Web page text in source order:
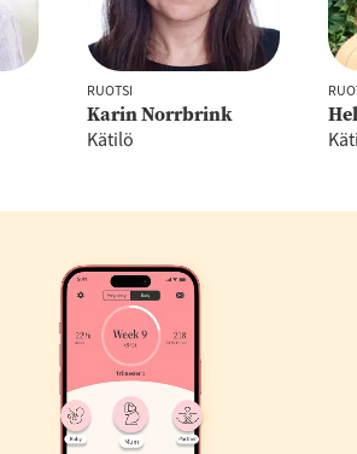
RUOTSI
Karin Norrbrink
Kätilö